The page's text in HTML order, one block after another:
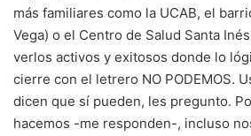
más familiares como la UCAB, el
Vega) o el Centro de Salud Santa
verlos activos y exitosos donde lo
cierre con el letrero NO PODEMOS.
dicen que sí pueden, les pregunto.
hacemos -me responden-, incluso